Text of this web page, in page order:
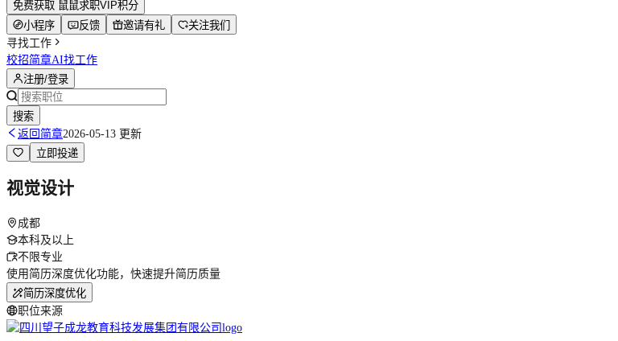
免费获取 鼠鼠求职VIP积分
小程序 反馈 邀请有礼
关注我们
寻找工作
校招简章AI找工作
注册/登录
搜索
返回简章2026-05-13 更新
立即投递
视觉设计
成都
本科及以上
不限专业
使用简历深度优化功能，快速提升简历质量
简历深度优化
职位来源